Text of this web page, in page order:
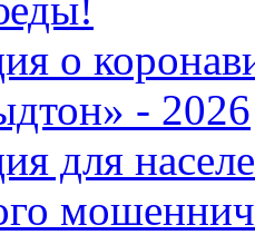
о
- 2026
для